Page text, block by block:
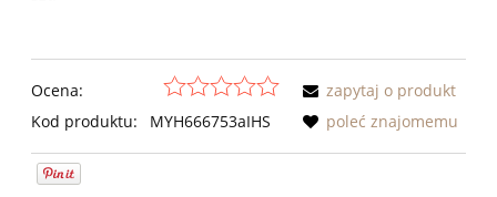
Ocena:
Kod produktu:
MYH666753aIHS
zapytaj o produkt
poleć znajomemu